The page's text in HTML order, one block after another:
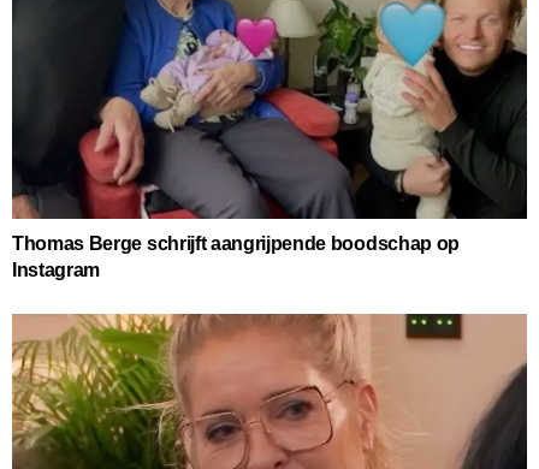
Thomas Berge schrijft aangrijpende boodschap op
Instagram